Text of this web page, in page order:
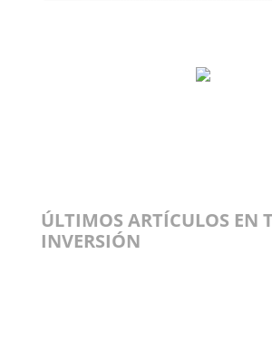
ÚLTIMOS ARTÍCULOS EN
INVERSIÓN